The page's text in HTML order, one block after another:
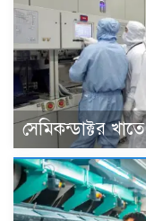
সেমিকন্ডাক্টর